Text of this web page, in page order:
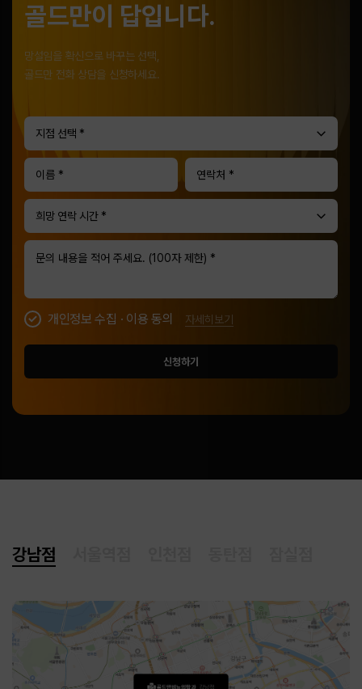
골드만이 답입니다.
망설임을 확신으로 바꾸는 선택,
골드만 전화 상담을 신청하세요.
지점 선택 *
희망 연락 시간 *
개인정보 수집 · 이용 동의 자세히보기
신청하기
강남점